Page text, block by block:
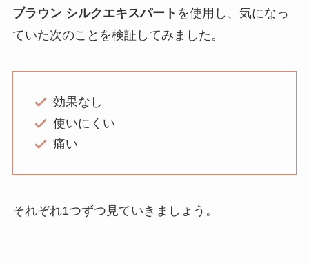
ブラウン シルクエキスパート を使用し、気になっ
ていた次のことを検証してみました。
効果なし
使いにくい
痛い
それぞれ1つずつ見ていきましょう。